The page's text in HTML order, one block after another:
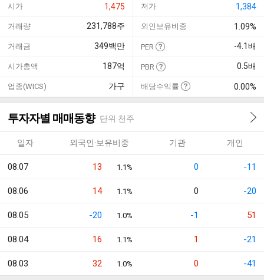
시가 1,475 저가 1,384
거래량 231,788주 외인보유비중 1.09%
거래금 349백만 PER -4.1배
시가총액 187억 PBR 0.5배
업종(WICS) 가구 배당수익률 0.00%
투자자별 매매동향 단위:천주
일자 외국인·보유비중 기관 개인
08.07 13 1.1% 0 -11
08.06 14 1.1% 0 -20
08.05 -20 1.0% -1 51
08.04 16 1.1% 1 -21
08.03 32 1.0% 0 -41